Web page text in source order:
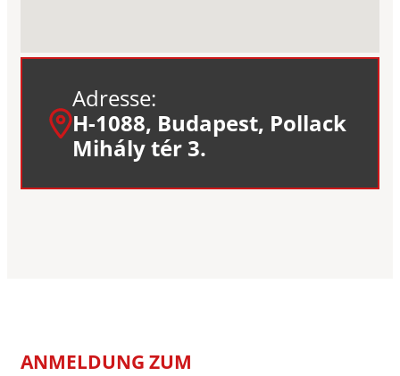
Adresse:
H-1088, Budapest, Pollack
Mihály tér 3.
ANMELDUNG ZUM